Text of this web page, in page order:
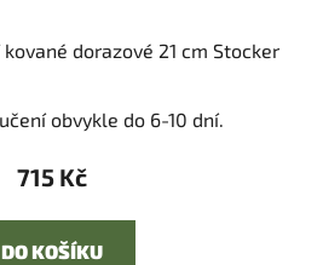
dorazové 21 cm Stocker
obvykle do 6-10 dní.
715 Kč
DO KOŠÍKU